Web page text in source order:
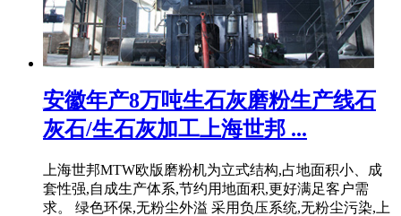
安徽年产8万吨生石灰磨粉生产线石
灰石/生石灰加工上海世邦 ...
上海世邦MTW欧版磨粉机为立式结构,占地面积小、成
套性强,自成生产体系,节约用地面积,更好满足客户需
求。 绿色环保,无粉尘外溢 采用负压系统,无粉尘污染,上